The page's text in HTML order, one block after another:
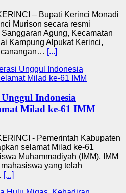
– Bupati Kerinci Monadi
Murison secara resmi
Agung, Kecamatan
Kampung Alpukat Kerinci,
[...]
Indonesia
Milad ke-61 IMM
- Pemerintah Kabupaten
selamat Milad ke-61
Muhammadiyah (IMM), IMM
yang telah
[...]